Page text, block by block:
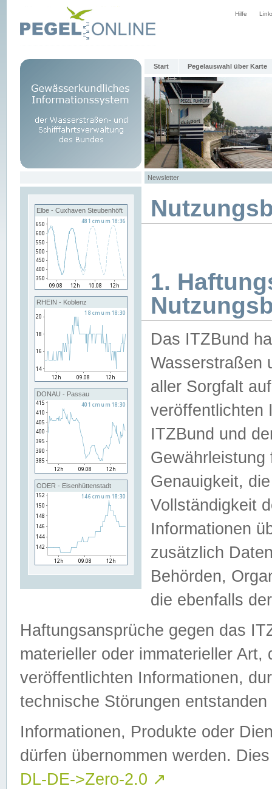
Hilfe
Start Pegelauswahl über Karte
Newsletter
Elbe - Cuxhaven Steubenhöft
RHEIN - Koblenz
DONAU - Passau
ODER - Eisenhüttenstadt
1.
Das ITZBund
Wasserstraßen
aller Sorgfalt
veröffentlichten
ITZBund und
Genauigkeit,
Vollständigkeit
Informationen
zusätzlich
Behörden,
die ebenfalls
Haftungsansprüche gegen das
materieller oder immaterieller
veröffentlichten Informationen,
technische Störungen
Informationen, Produkte oder
dürfen übernommen werden.
DL-DE->Zero-2.0 ↗